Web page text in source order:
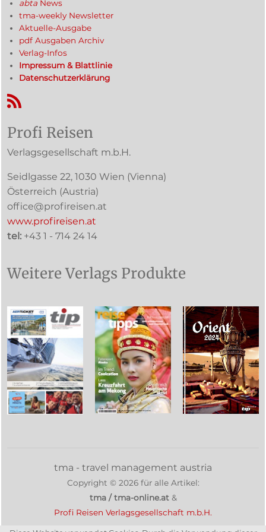
abta News
tma-weekly Newsletter
Aktuelle-Ausgabe
pdf Ausgaben Archiv
Verlag-Infos
Impressum & Blattlinie
Datenschutzerklärung
RSS-Feed
Profi Reisen
Verlagsgesellschaft m.b.H.
Seidlgasse 22, 1030 Wien (Vienna)
Österreich (Austria)
office@profireisen.at
www.profireisen.at
tel: +43 1 - 714 24 14
Weitere Verlags Produkte
tma - travel management austria
Copyright © 2026für alle Artikel:
tma / tma-online.at&
Profi Reisen Verlagsgesellschaft m.b.H.